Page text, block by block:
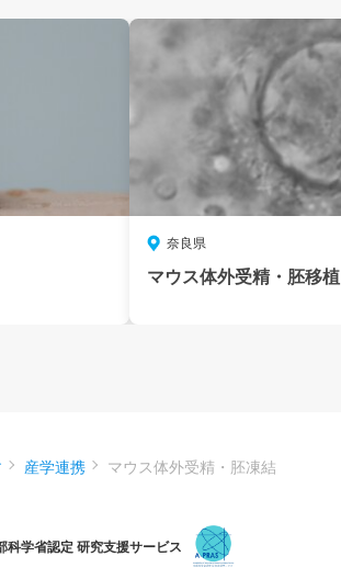
奈良県
マウス体外受精・胚移植
産学連携 マウス体外受精・胚凍結
科学省認定 研究支援サービス